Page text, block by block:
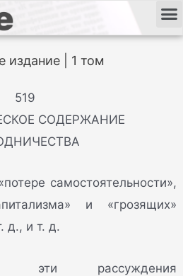
| 1 том
519
СОДЕРЖАНИЕ
самостоятельности»,
и «грозящих»
д., и т. д.
эти рассуждения